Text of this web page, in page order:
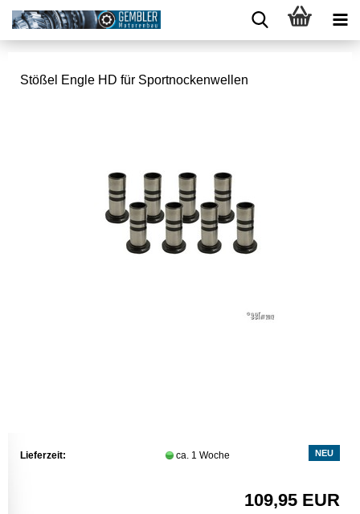
Stößel Engle HD für Sportnockenwellen
NEU
Lieferzeit: ca. 1 Woche
109,95 EUR